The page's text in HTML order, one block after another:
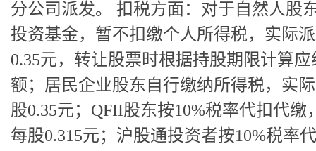
分公司派发。 扣税方面：对于自然人股
投资基金，暂不扣缴个人所得税，实际
0.35元，转让股票时根据持股期限计算应
额；居民企业股东自行缴纳所得税，实
股0.35元；QFII股东按10%税率代扣代缴
每股0.315元；沪股通投资者按10%税率